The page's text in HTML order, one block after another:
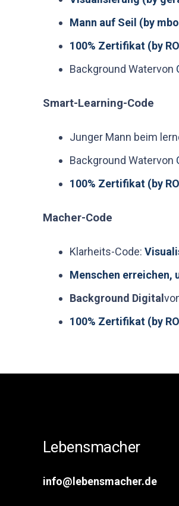
Mann auf Seil (by
100% Zertifikat (by
Background Watervon
Smart-Learning-Code
Junger Mann beim
Background Watervon
100% Zertifikat (by
Macher-Code
Klarheits-Code:
Menschen erreichen,
Background Digital
100% Zertifikat (by
Lebensmacher
info@lebensmacher.de